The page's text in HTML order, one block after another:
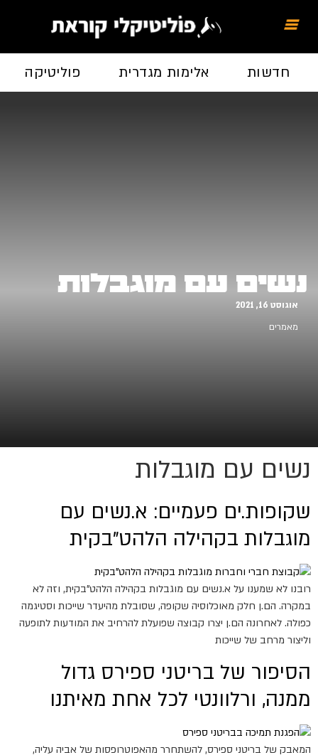
חדשות אלימות מגדרית פוליטיקה
נשים עם מוגבלות
אוגוסט 16, 2021
מאמרים
נשים עם מוגבלות
שקופות.ים פעמיים: א.נשים עם
מוגבלות בקהילה הלהט"בקית
רובנו לא שמענו על א.נשים עם מוגבלות בקהילה הלהט"בקית, וזה לא
במקרה. הם.ן חלק מאוכלוסיה שקופה, שסובלת מהיעדר שייכות וסטיגמה
כפולה. לאחרונה הם.ן יצרו קבוצה שפועלת להרחיב את המודעות לתופעה
וליצור מרחב של שייכות
הסיפור של בריטני ספירס גדול
ממנה, ורלוונטי לכל אחת מאיתנו
המאבק של בריטני ספירס, להשתחרר מהאפוטרופסות של אביה עליה,